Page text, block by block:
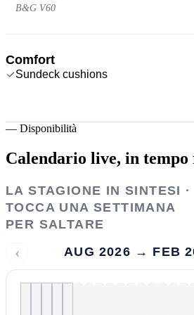
B&G V60
Comfort
Sundeck cushions
— Disponibilità
Calendario live, in tempo
LA STAGIONE IN SINTESI ·
TOCCA UNA SETTIMANA
PER SALTARE
‹ AUG 2026 → FEB